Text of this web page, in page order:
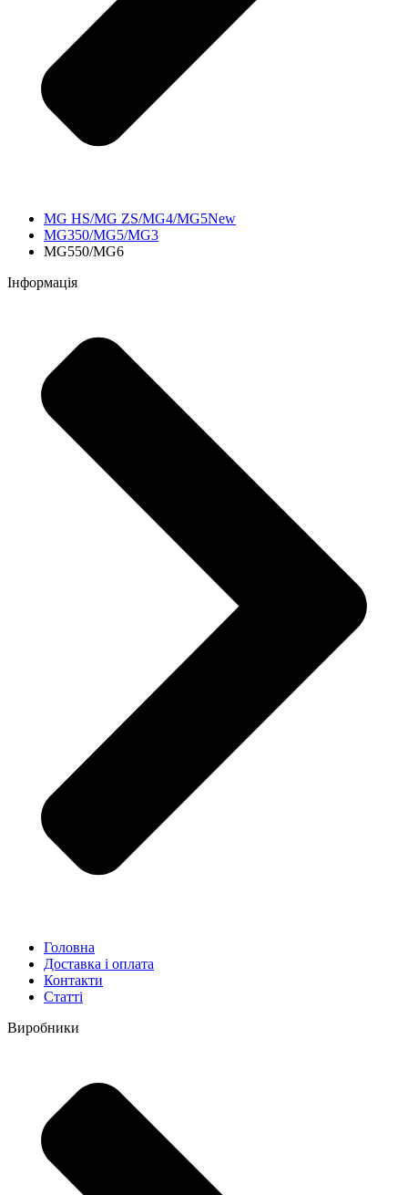
MG HS/MG ZS/MG4/MG5New
MG350/MG5/MG3
MG550/MG6
Інформація
Головна
Доставка і оплата
Контакти
Статті
Виробники